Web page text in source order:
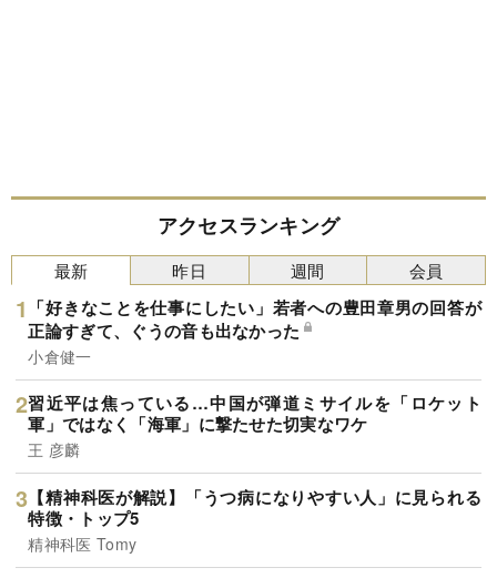
アクセスランキング
最新
「好きなことを仕事にしたい」若者への豊田章男の回答が
正論すぎて、ぐうの音も出なかった
小倉健一
習近平は焦っている…中国が弾道ミサイルを「ロケット
軍」ではなく「海軍」に撃たせた切実なワケ
王 彦麟
【精神科医が解説】「うつ病になりやすい人」に見られる
特徴・トップ5
精神科医 Tomy
昨日 週間 会員